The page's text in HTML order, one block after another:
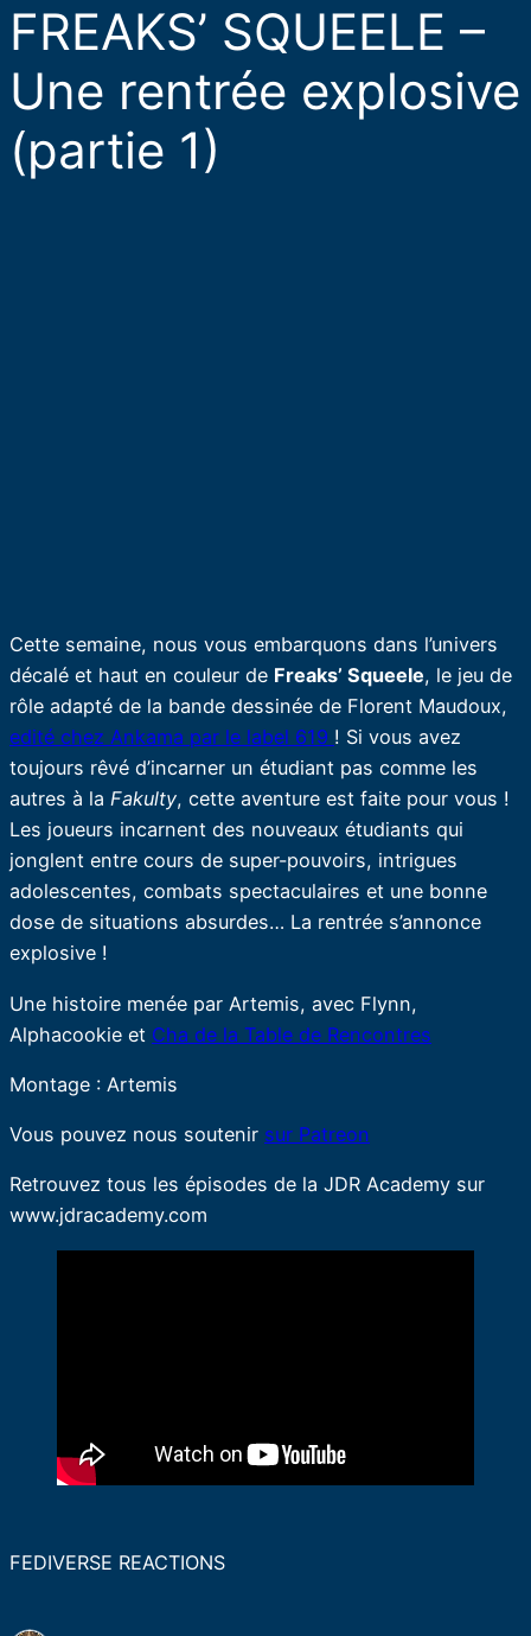
FREAKS’ SQUEELE –
Une rentrée explosive
(partie 1)
Cette semaine, nous vous embarquons dans l’univers
décalé et haut en couleur de Freaks’ Squeele, le jeu de
rôle adapté de la bande dessinée de Florent Maudoux,
edité chez Ankama par le label 619 ! Si vous avez
toujours rêvé d’incarner un étudiant pas comme les
autres à la Fakulty, cette aventure est faite pour vous !
Les joueurs incarnent des nouveaux étudiants qui
jonglent entre cours de super-pouvoirs, intrigues
adolescentes, combats spectaculaires et une bonne
dose de situations absurdes… La rentrée s’annonce
explosive !
Une histoire menée par Artemis, avec Flynn,
Alphacookie et Cha de la Table de Rencontres
Montage : Artemis
Vous pouvez nous soutenir sur Patreon
Retrouvez tous les épisodes de la JDR Academy sur
www.jdracademy.com
FEDIVERSE REACTIONS